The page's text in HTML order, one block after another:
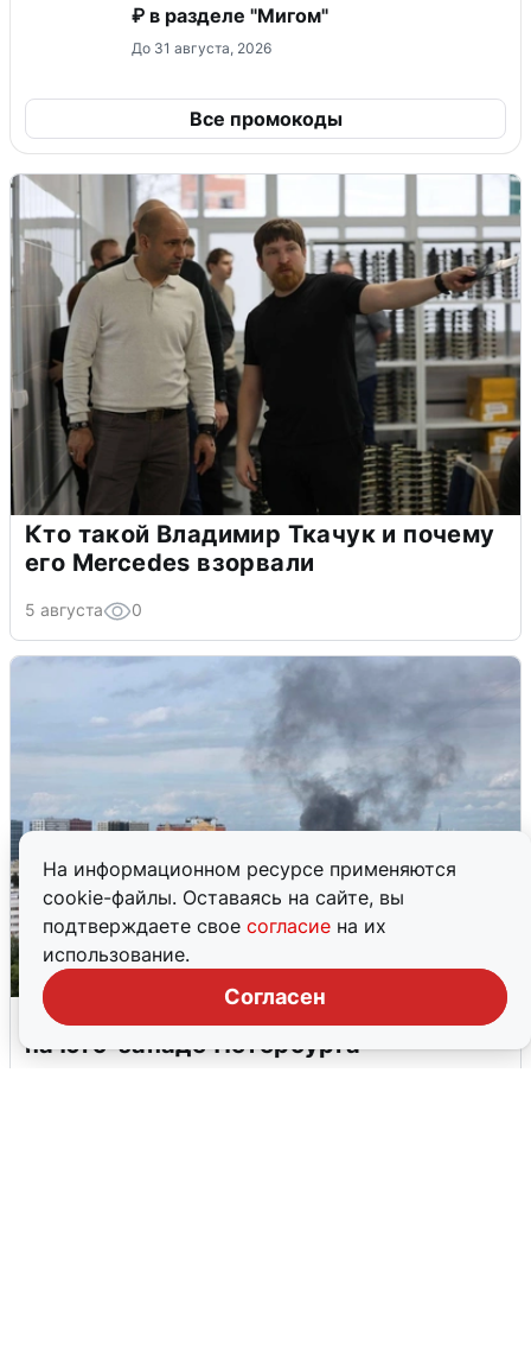
На информационном ресурсе применяются
cookie-файлы. Оставаясь на сайте, вы
подтверждаете свое согласие на их
использование.
Согласен
₽ в разделе "Мигом"
До 31 августа, 2026
Все промокоды
Кто такой Владимир Ткачук и почему
его Mercedes взорвали
5 августа 0
Очевидцы сообщили о столбе дыма
на юго-западе Петербурга